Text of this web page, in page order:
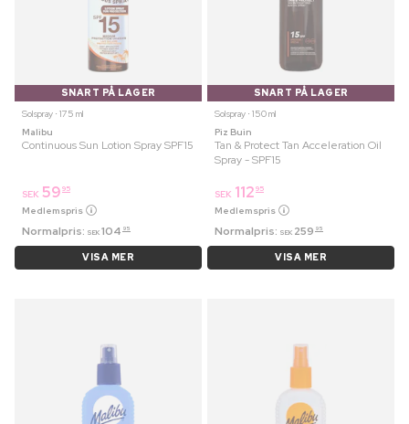
SNART PÅ LAGER
Solspray ⋅ 175 ml
Malibu
Continuous Sun Lotion Spray SPF15
SEK 59 95
Medlemspris
Normalpris: SEK 104 95
VISA MER
SNART PÅ LAGER
Solspray ⋅ 150 ml
Piz Buin
Tan & Protect Tan Acceleration Oil
Spray - SPF15
SEK 112 95
Medlemspris
Normalpris: SEK 259 95
VISA MER